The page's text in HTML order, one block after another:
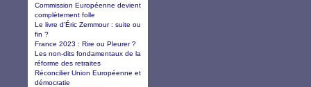
Commission Européenne devient
complètement folle
Le livre d’Éric Zemmour : suite ou
fin ?
France 2023 : Rire ou Pleurer ?
Les non-dits fondamentaux de la
réforme des retraites
Réconcilier Union Européenne et
démocratie